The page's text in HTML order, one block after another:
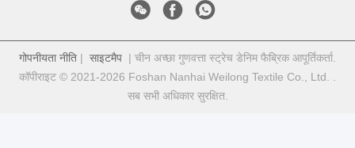
गोपनीयता नीति | साइटमैप | चीन अच्छा गुणवत्ता स्ट्रेच डेनिम फैब्रिक आपूर्तिकर्ता.
कॉपीराइट © 2021-2026 Foshan Nanhai Weilong Textile Co., Ltd. .
सब सभी अधिकार सुरक्षित.